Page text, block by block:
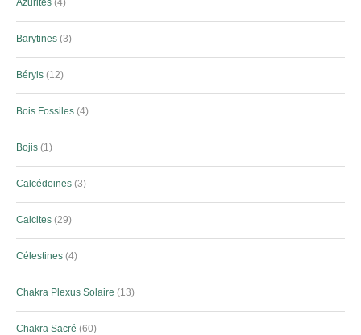
Azurites 4
Barytines 3
Béryls 12
Bois Fossiles 4
Bojis 1
Calcédoines 3
Calcites 29
Célestines 4
Chakra Plexus Solaire 13
Chakra Sacré 60